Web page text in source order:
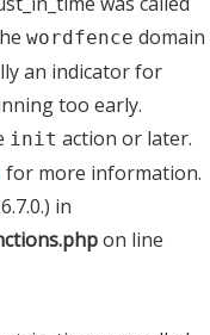
wordfence domain
an indicator for
too early.
init action or later.
for more information.
in
on line